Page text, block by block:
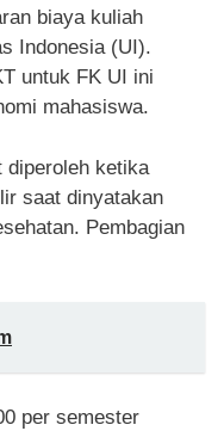
biaya kuliah
Indonesia (UI).
untuk FK UI ini
mahasiswa.
diperoleh ketika
saat dinyatakan
Pembagian
per semester